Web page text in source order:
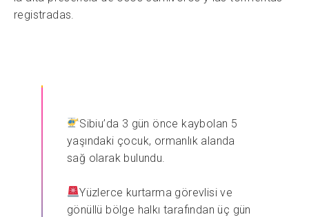
registradas.
Sibiu’da 3 gün önce kaybolan 5
yaşındaki çocuk, ormanlık alanda
sağ olarak bulundu.
Yüzlerce kurtarma görevlisi ve
gönüllü bölge halkı tarafından üç gün